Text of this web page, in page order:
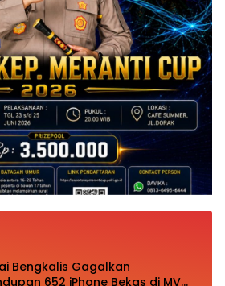
Bengkalis Gagalkan
652 iPhone Bekas di MV